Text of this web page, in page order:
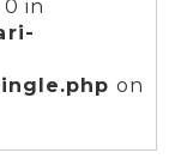
in
on